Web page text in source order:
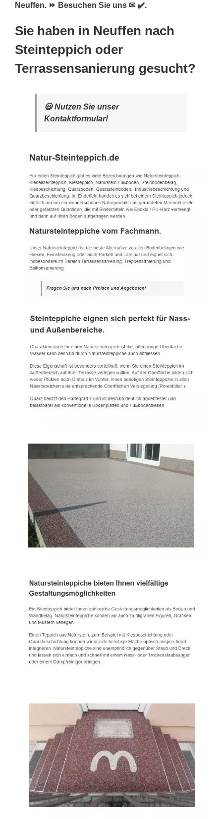
Neuffen. ⏩ Besuchen Sie uns ✉ ✔️.
Sie haben in Neuffen nach
Steinteppich oder
Terrassensanierung gesucht?
😃 Nutzen Sie unser
Kontaktformular!